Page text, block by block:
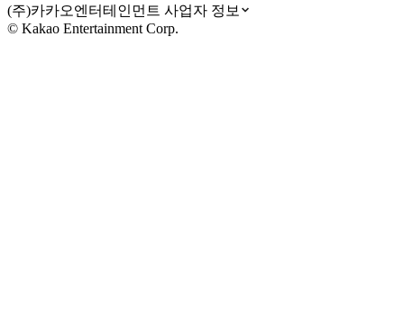
(주)카카오엔터테인먼트 사업자 정보
© Kakao Entertainment Corp.